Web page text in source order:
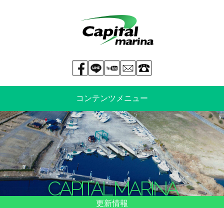
mail
You tube
LINE@
Facebook page
コンテンツメニュー
中古艇情報 新艇情報
船のご売却 整備・特殊艤装
船舶保険 マリーナ情報・料金表
CAPITAL MARINA
更新情報